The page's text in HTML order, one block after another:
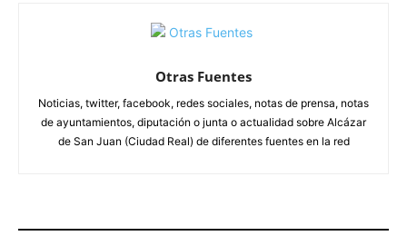
Otras Fuentes
Noticias, twitter, facebook, redes sociales, notas de prensa, notas
de ayuntamientos, diputación o junta o actualidad sobre Alcázar
de San Juan (Ciudad Real) de diferentes fuentes en la red